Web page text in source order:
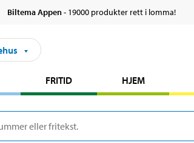
Biltema Appen- 19000 produkter rett i lomma!
FRITID HJEM